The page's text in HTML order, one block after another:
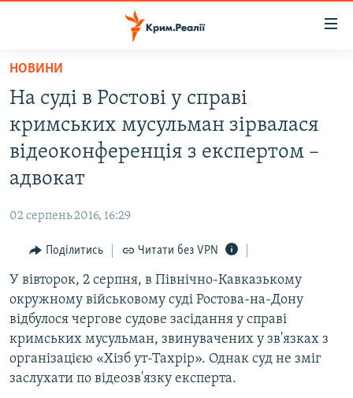
Перейти
основного
матеріалу
Перейти
до
основної
Перейти
пошуку
ВОДА.КРИМ
ВІДЕО ТА ФОТО
ПОГЛЯД
ІНТЕРВ'Ю
ВСЕ ЗА ДЕНЬ
СПЕЦПРОЕКТИ
ДЕПОРТАЦІЯ
ВІДЕОУРОКИ «ELIFBE»
ЯК ОБІЙТИ БЛОКУВАННЯ
Русский
НОВИНИ
На суді в Ростові у справі
кримських мусульман зірвалася
відеоконференція з експертом –
адвокат
02 серпень 2016, 16:29
Поділитись Читати без VPN
У вівторок, 2 серпня, в Північно-Кавказькому
окружному військовому суді Ростова-на-Дону
відбулося чергове судове засідання у справі
кримських мусульман, звинувачених у зв'язках з
організацією «Хізб ут-Тахрір». Однак суд не зміг
заслухати по відеозв'язку експерта.